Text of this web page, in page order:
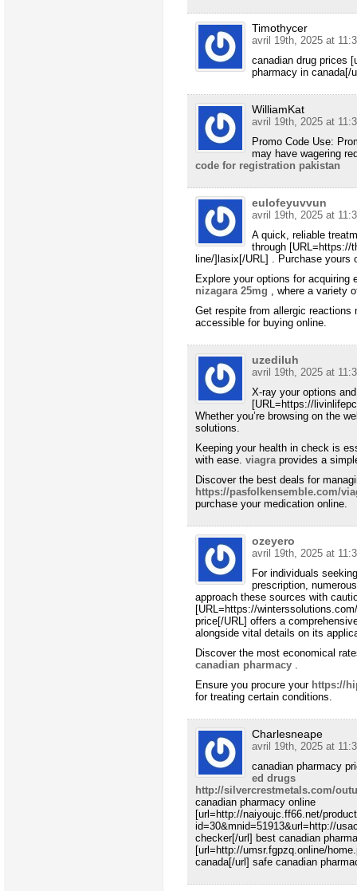
Timothycer
avril 19th, 2025 at
canadian drug prices
pharmacy in canada[/
WilliamKat
avril 19th, 2025 at
Promo Code Use:
may have wagering
code for registration pakistan
eulofeyuvvun
avril 19th, 2025 at
A quick, reliable
through [URL=https://
line/]lasix[/URL] . Purchase yours
Explore your options for acquiring
nizagara 25mg , where a variety
Get respite from allergic reactions
accessible for buying online.
uzediluh
avril 19th, 2025 at
X-ray your options
[URL=https://
Whether you’re browsing on the
solutions.
Keeping your health in check is
with ease. viagraprovides a
Discover the best deals for
https://pasfolkensemble.com/
purchase your medication online.
ozeyero
avril 19th, 2025 at
For individuals
prescription,
approach these sources with
[URL=https://
price[/URL] offers a
alongside vital details on its
Discover the most economical
canadian pharmacy.
Ensure you procure your https://
for treating certain conditions.
Charlesneape
avril 19th, 2025 at
canadian pharmacy
ed drugs
http://silvercrestmetals.com/
canadian pharmacy online
[url=http://naiyoujc.ff66.net/
id=30&mnid=51913&url=http://
checker[/url] best canadian
[url=http://umsr.fgpzq.online/
canada[/url] safe canadian